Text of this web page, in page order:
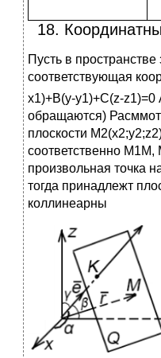
18.​
Пусть в пространстве
соответствующая
х1)+В(у-у1)+С(z-z1)=0
обращаются)
плоскости
соответственно
произвольная точка
тогда принадлежт
коллинеарны